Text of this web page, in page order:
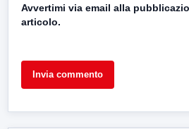
Avvertimi via email alla
articolo.